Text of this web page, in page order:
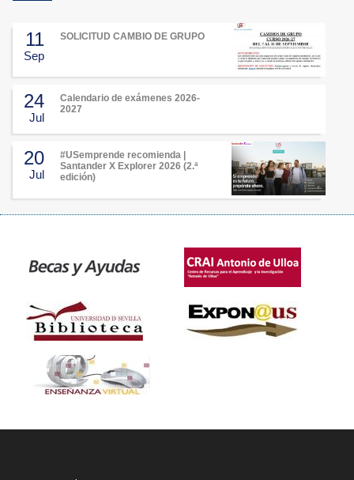
11
Sep
SOLICITUD CAMBIO DE GRUPO
24
Jul
Calendario de exámenes 2026-
2027
20
Jul
#USemprende recomienda |
Santander X Explorer 2026 (2.ª
edición)